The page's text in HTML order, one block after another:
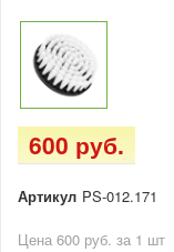
600 руб.
Артикул PS-012.171
Цена 600 руб. за 1 шт